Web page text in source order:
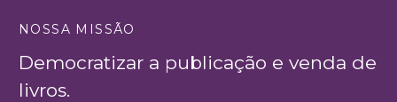
NOSSA MISSÃO
Democratizar a publicação e venda de
livros.